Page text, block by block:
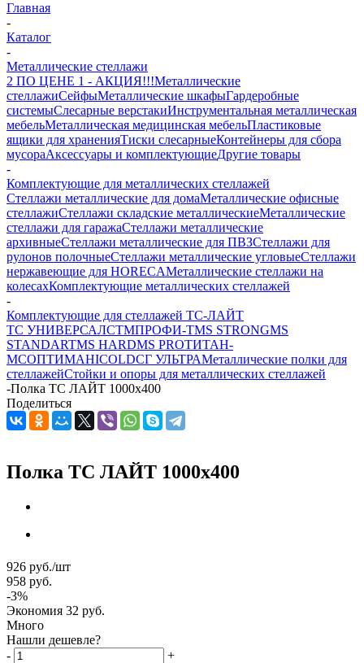
Главная
-
Каталог
-
Металлические стеллажи
2 ПО ЦЕНЕ 1 - АКЦИЯ!!!Металлические
стеллажиСейфыМеталлические шкафыГардеробные
системыСлесарные верстакиИнструментальная металлическая
мебельМеталлическая медицинская мебельПластиковые
ящики для храненияТиски слесарныеКонтейнеры для сбора
мусораАксессуары и комплектующиеДругие товары
-
Комплектующие для металлических стеллажей
Стеллажи металлические для домаМеталлические офисные
стеллажиСтеллажи складские металлическиеМеталлические
стеллажи для гаражаСтеллажи металлические
архивныеСтеллажи металлические для ПВЗСтеллажи для
рулонов полочныеСтеллажи металлические угловыеСтеллажи
нержавеющие для HORECAМеталлические стеллажи на
колесахКомплектующие металлических стеллажей
-
Комплектующие для стеллажей ТС-ЛАЙТ
ТС УНИВЕРСАЛСТМПРОФИ-ТMS STRONGMS
STANDARTMS HARDMS PROТИТАН-
МСОПТИМАHICOLDСГ УЛЬТРАМеталлические полки для
стеллажейСтойки и опоры для металлических стеллажей
-Полка ТС ЛАЙТ 1000x400
Поделиться
Полка ТС ЛАЙТ 1000x400
926 руб./шт
958 руб.
-3%
Экономия 32 руб.
Много
Нашли дешевле?
-
+